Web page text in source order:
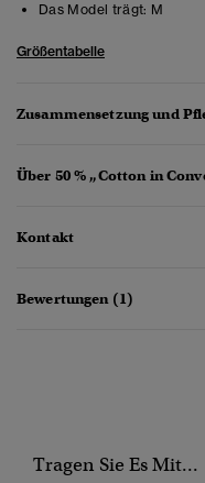
Das Model trägt: M
Größentabelle
Zusammensetzung und
Über 50 % „Cotton in
Kontakt
Bewertungen (1)
Tragen Sie Es Mit...